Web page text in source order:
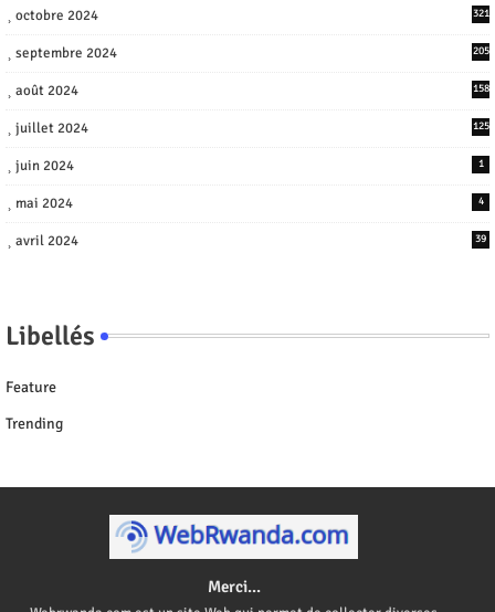
octobre 2024 321
septembre 2024 205
août 2024 158
juillet 2024 125
juin 2024 1
mai 2024 4
avril 2024 39
Libellés
Feature
Trending
Merci...